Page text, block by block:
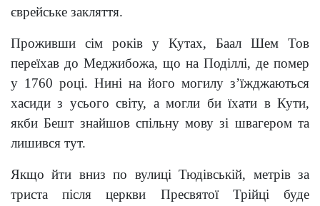
єврейське закляття.
Проживши сім років у Кутах, Баал Шем Тов
переїхав до Меджибожа, що на Поділлі, де помер
у 1760 році. Нині на його могилу з’їжджаються
хасиди з усього світу, а могли би їхати в Кути,
якби Бешт знайшов спільну мову зі швагером та
лишився тут.
Якщо йти вниз по вулиці Тюдівській, метрів за
триста після церкви Пресвятої Трійці буде